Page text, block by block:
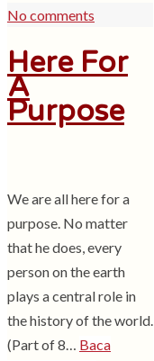
No comments
Here For
A
Purpose
We are all here for a
purpose. No matter
that he does, every
person on the earth
plays a central role in
the history of the world.
(Part of 8… Baca